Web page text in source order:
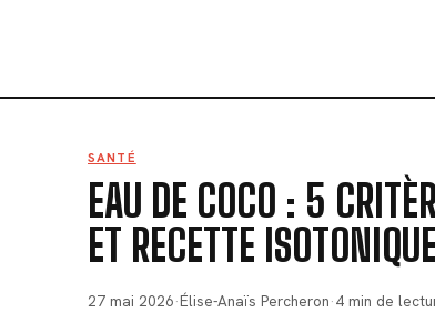
SANTÉ
EAU DE COCO : 5
ET RECETTE
27 mai 2026·Élise-Anaïs Percheron·4 min de